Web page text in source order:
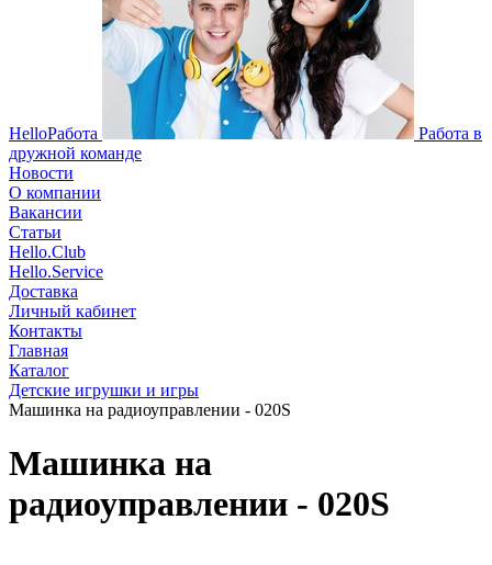
HelloРабота
Работа в
дружной команде
Новости
О компании
Вакансии
Статьи
Hello.Club
Hello.Service
Доставка
Личный кабинет
Контакты
Главная
Каталог
Детские игрушки и игры
Машинка на радиоуправлении - 020S
Машинка на
радиоуправлении - 020S